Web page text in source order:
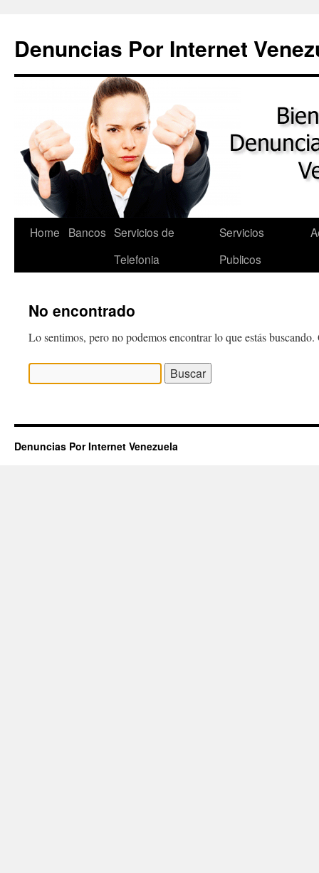
contenido
Denuncias Por Internet
Home Bancos Servicios de
Telefonia
Servicios
Publicos
No encontrado
Lo sentimos, pero no podemos encontrar lo que estás
Denuncias Por Internet Venezuela